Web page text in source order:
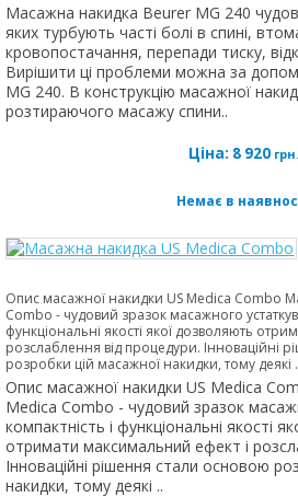
Масажна накидка Beurer MG 240
яких турбують часті болі в спині,
кровопостачання, перепади тиску,
Вирішити ці проблеми можна за
MG 240. В конструкцію масажної
розтираючого масажу спини..
Ціна: 8 920 грн.
Немає в
Опис масажної накидки US Medica Combo
Combo - чудовий зразок масажного
функціональні якості якої дозволяють
розслаблення від процедури. Інноваційні
розробки цій масажної накидки, тому деякі
Опис масажної накидки US Medica
Medica Combo - чудовий зразок
компактність і функціональні якості
отримати максимальний ефект і
Інноваційні рішення стали основою
накидки, тому деякі ..